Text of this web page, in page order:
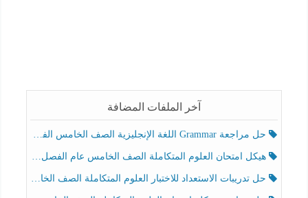
آخر الملفات المضافة
حل مراجعة Grammar اللغة الإنجليزية الصف الخامس الفصل الثالث
هيكل امتحان العلوم المتكاملة الصف الخامس عام الفصل الدراسي الثالث 2025-2026
حل تدريبات الاستعداد للاختبار العلوم المتكاملة الصف الخامس عام الفصل الثالث